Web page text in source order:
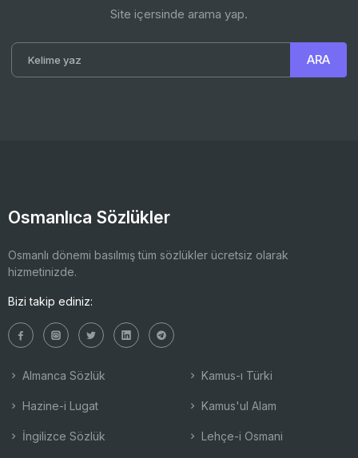
Site içersinde arama yap.
Osmanlıca Sözlükler
Osmanlı dönemi basılmış tüm sözlükler ücretsiz olarak
hizmetinizde.
Bizi takip ediniz:
Almanca Sözlük
Hazine-i Lugat
İngilizce Sözlük
Kamus-ı Türki
Kamus'ul Alam
Lehçe-i Osmani